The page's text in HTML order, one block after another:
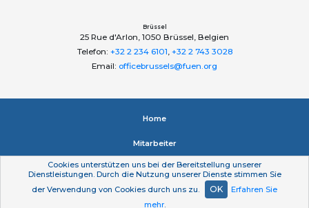
Brüssel
25 Rue d'Arlon, 1050 Brüssel, Belgien
Telefon: +32 2 234 6101, +32 2 743 3028
Email: officebrussels@fuen.org
Home
Mitarbeiter
Impressum
Datenschutzerklärung
Cookies unterstützen uns bei der Bereitstellung unserer
Dienstleistungen. Durch die Nutzung unserer Dienste stimmen Sie
der Verwendung von Cookies durch uns zu.
OK
Erfahren Sie
mehr.